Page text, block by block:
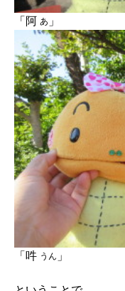
「阿 あ 」
「吽 うん 」